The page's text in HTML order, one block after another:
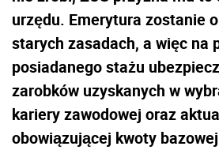
urzędu. Emerytura zostanie
starych zasadach, a więc na
posiadanego stażu
zarobków uzyskanych w
kariery zawodowej oraz
obowiązującej kwoty